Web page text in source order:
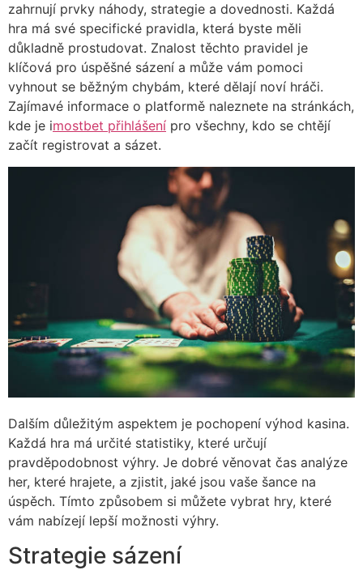
zahrnují prvky náhody, strategie a dovednosti. Každá
hra má své specifické pravidla, která byste měli
důkladně prostudovat. Znalost těchto pravidel je
klíčová pro úspěšné sázení a může vám pomoci
vyhnout se běžným chybám, které dělají noví hráči.
Zajímavé informace o platformě naleznete na stránkách,
kde je imostbet přihlášení pro všechny, kdo se chtějí
začít registrovat a sázet.
Dalším důležitým aspektem je pochopení výhod kasina.
Každá hra má určité statistiky, které určují
pravděpodobnost výhry. Je dobré věnovat čas analýze
her, které hrajete, a zjistit, jaké jsou vaše šance na
úspěch. Tímto způsobem si můžete vybrat hry, které
vám nabízejí lepší možnosti výhry.
Strategie sázení